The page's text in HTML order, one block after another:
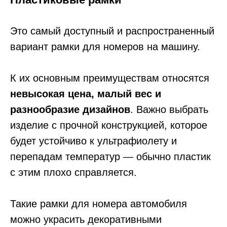
Это самый доступный и распространенный
вариант рамки для номеров на машину.
К их основным преимуществам относятся
невысокая цена, малый вес и
разнообразие дизайнов. Важно выбрать
изделие с прочной конструкцией, которое
будет устойчиво к ультрафиолету и
перепадам температур — обычно пластик
с этим плохо справляется.
Такие рамки для номера автомобиля
можно украсить декоративными